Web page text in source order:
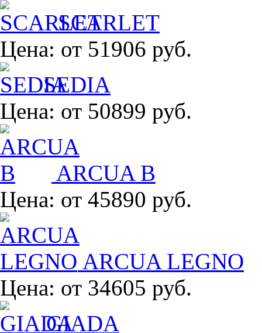
SCARLET
Цена: от 51906 руб.
SEDIA
Цена: от 50899 руб.
ARCUA B
Цена: от 45890 руб.
ARCUA LEGNO
Цена: от 34605 руб.
GIADA